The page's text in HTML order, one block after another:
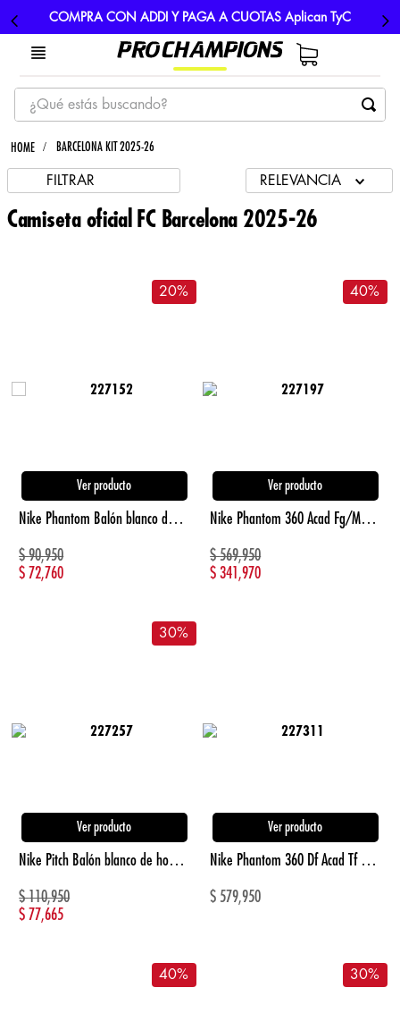
COMPRA CON ADDI Y PAGA A CUOTAS Aplican TyC
¿Qué estás buscando?
TÉRMINOS MÁS BUSCADOS
1. tenis
3. nike
BARCELONA KIT 2025-26
FILTRAR RELEVANCIA
Camiseta oficial FC Barcelona 2025-26
20%
Ver producto
Nike Phantom Balón blanco de hombre para futbol
$90,950
$72,760
40%
Ver producto
Nike Phantom 360 Acad Fg/Mg Eh Guayos naranja de hombre para futbol
$569,950
$341,970
30%
Ver producto
Nike Pitch Balón blanco de hombre para futbol
$110,950
$77,665
Ver producto
Nike Phantom 360 Df Acad Tf Guayos azul de hombre para futbol
$ 579,950
40% 30%